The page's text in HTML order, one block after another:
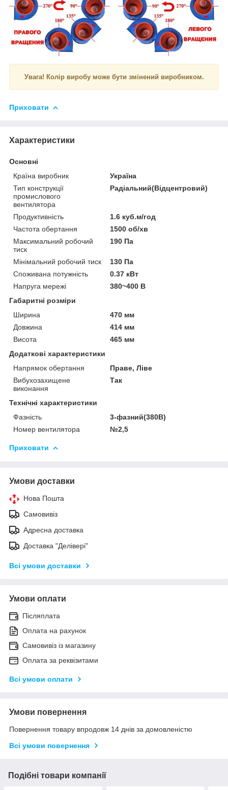
Увага! Колір виробу може бути змінений виробником.
Приховати
Характеристики
Основні
Країна виробник
Україна
Тип конструкції
промислового
вентилятора
Радіальний(Відцентровий)
Продуктивність
1.6 куб.м/год
Частота обертання
1500 об/хв
Максимальний робочий
тиск
190 Па
Мінімальний робочий тиск
130 Па
Споживана потужність
0.37 кВт
Напруга мережі
380~400 В
Габаритні розміри
Ширина
470 мм
Довжина
414 мм
Висота
465 мм
Додаткові характеристики
Напрямок обертання
Праве, Ліве
Вибухозахищене
виконання
Так
Технічні характеристики
Фазність
3-фазний(380В)
Номер вентилятора
№2,5
Приховати
Умови доставки
Нова Пошта
Самовивіз
Адресна доставка
Доставка "Делівері"
Всі умови доставки
Умови оплати
Післяплата
Оплата на рахунок
Самовивіз із магазину
Оплата за реквізитами
Всі умови оплати
Умови повернення
Повернення товару впродовж 14 днів за домовленістю
Всі умови повернення
Подібні товари компанії